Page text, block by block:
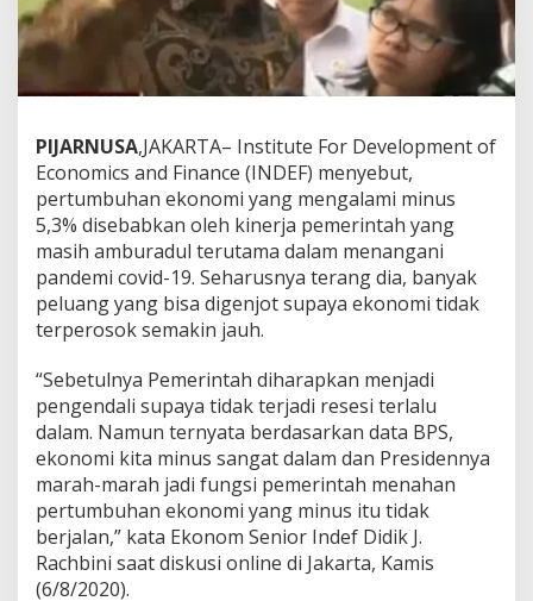
PIJARNUSA,JAKARTA– Institute For Development of
Economics and Finance (INDEF) menyebut,
pertumbuhan ekonomi yang mengalami minus
5,3% disebabkan oleh kinerja pemerintah yang
masih amburadul terutama dalam menangani
pandemi covid-19. Seharusnya terang dia, banyak
peluang yang bisa digenjot supaya ekonomi tidak
terperosok semakin jauh.
“Sebetulnya Pemerintah diharapkan menjadi
pengendali supaya tidak terjadi resesi terlalu
dalam. Namun ternyata berdasarkan data BPS,
ekonomi kita minus sangat dalam dan Presidennya
marah-marah jadi fungsi pemerintah menahan
pertumbuhan ekonomi yang minus itu tidak
berjalan,” kata Ekonom Senior Indef Didik J.
Rachbini saat diskusi online di Jakarta, Kamis
(6/8/2020).